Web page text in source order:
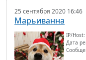
25 сентября 2020 16:46
Марьиванна
IP/
Дата